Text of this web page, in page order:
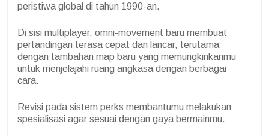
peristiwa global di tahun 1990-an.
Di sisi multiplayer, omni-movement baru membuat
pertandingan terasa cepat dan lancar, terutama
dengan tambahan map baru yang memungkinkanmu
untuk menjelajahi ruang angkasa dengan berbagai
cara.
Revisi pada sistem perks membantumu melakukan
spesialisasi agar sesuai dengan gaya bermainmu.